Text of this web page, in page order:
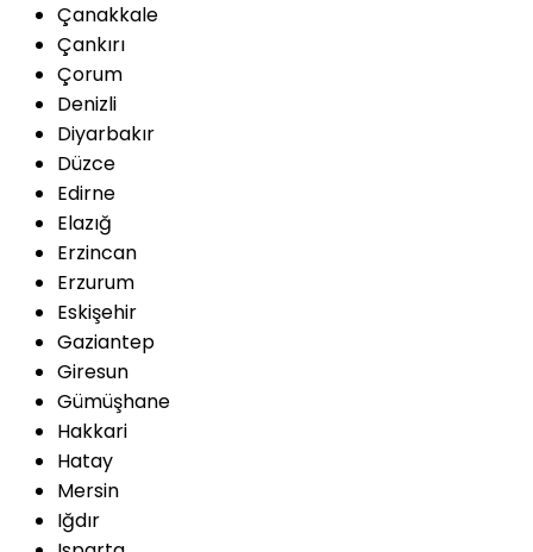
Çanakkale
Çankırı
Çorum
Denizli
Diyarbakır
Düzce
Edirne
Elazığ
Erzincan
Erzurum
Eskişehir
Gaziantep
Giresun
Gümüşhane
Hakkari
Hatay
Mersin
Iğdır